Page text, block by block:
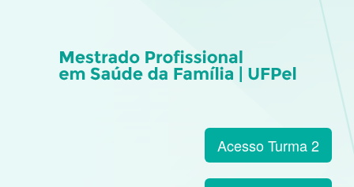
Acesso Turma 2